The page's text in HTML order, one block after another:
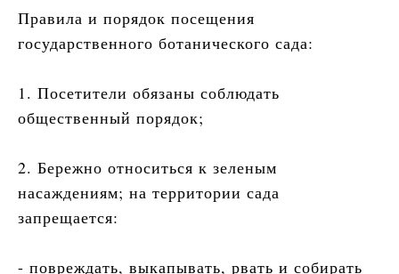
Правила и порядок посещения
государственного ботанического сада:
1. Посетители обязаны соблюдать
общественный порядок;
2. Бережно относиться к зеленым
насаждениям; на территории сада
запрещается:
- повреждать, выкапывать, рвать и собирать